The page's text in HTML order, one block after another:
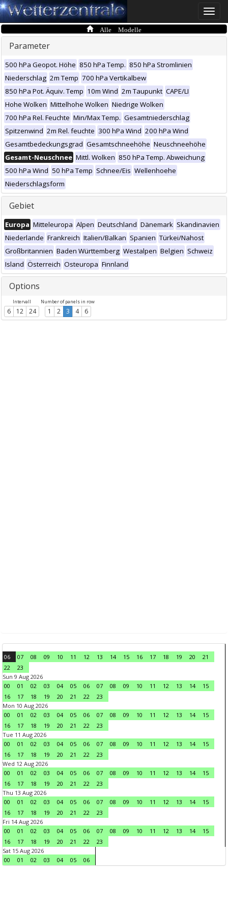
Toggle
Alle Modelle
Parameter
500 hPa Geopot. Höhe 850 hPa Temp. 850 hPa Stromlinien
Niederschlag 2m Temp 700 hPa Vertikalbew
850 hPa Pot. Äquiv. Temp 10m Wind 2m Taupunkt CAPE/LI
Hohe Wolken Mittelhohe Wolken Niedrige Wolken
700 hPa Rel. Feuchte Min/Max Temp. Gesamtniederschlag
Spitzenwind 2m Rel. feuchte 300 hPa Wind 200 hPa Wind
Gesamtbedeckungsgrad Gesamtschneehöhe Neuschneehöhe
Gesamt-Neuschnee Mittl. Wolken 850 hPa Temp. Abweichung
500 hPa Wind 50 hPa Temp Schnee/Eis Wellenhoehe
Niederschlagsform
Gebiet
Europa Mitteleuropa Alpen Deutschland Dänemark Skandinavien
Niederlande Frankreich Italien/Balkan Spanien Türkei/Nahost
Großbritannien Baden Württemberg Westalpen Belgien Schweiz
Island Österreich Osteuropa Finnland
Options
Intervall
6 12 24
Number of panels in row
1 2 3 4 6
06 07 08 09 10 11 12 13 14 15 16 17 18 19 20
21
22
23
Sun 9 Aug 2026
00
01 02 03 04 05 06 07 08 09 10 11 12 13 14
15
16
17 18 19 20 21 22
23
Mon 10 Aug 2026
00
01 02 03 04 05 06 07 08 09 10 11 12 13 14
15
16
17 18 19 20 21 22
23
Tue 11 Aug 2026
00
01 02 03 04 05 06 07 08 09 10 11 12 13 14
15
16
17 18 19 20 21 22
23
Wed 12 Aug 2026
00
01 02 03 04 05 06 07 08 09 10 11 12 13 14
15
16
17 18 19 20 21 22
23
Thu 13 Aug 2026
00
01 02 03 04 05 06 07 08 09 10 11 12 13 14
15
16
17 18 19 20 21 22
23
Fri 14 Aug 2026
00
01 02 03 04 05 06 07 08 09 10 11 12 13 14
15
16
17 18 19 20 21 22
23
Sat 15 Aug 2026
00
01 02 03 04 05 06